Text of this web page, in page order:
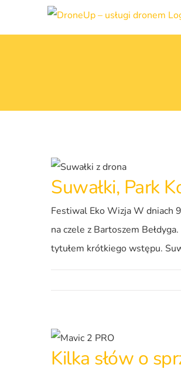
Suwałki, Park
Festiwal Eko Wizja W dniach
na czele z Bartoszem
tytułem krótkiego wstępu.
Kilka słów o